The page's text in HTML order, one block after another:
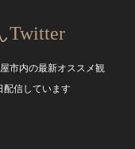
Twitter
市内の最新オススメ観
配信しています